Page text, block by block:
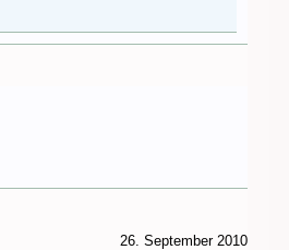
26. September 2010